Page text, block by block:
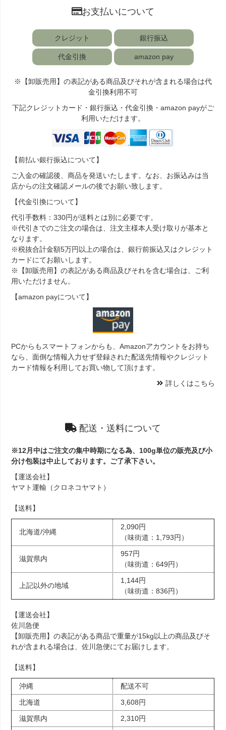
お支払いについて
クレジット 銀行振込
代金引換 amazon pay
※【卸販売用】の表記がある商品及びそれが含まれる場合は代
金引換利用不可
下記クレジットカード・銀行振込・代金引換・amazon payがご
利用いただけます。
【前払い銀行振込について】
ご入金の確認後、商品を発送いたします。なお、お振込みは当
店からの注文確認メールの後でお願い致します。
【代金引換について】
代引手数料：330円が送料とは別に必要です。
※代引きでのご注文の場合は、注文主様本人受け取りが基本と
なります。
※税抜合計金額5万円以上の場合は、銀行前振込又はクレジット
カードにてお願いします。
※【卸販売用】の表記がある商品及びそれを含む場合は、ご利
用いただけません。
【amazon payについて】
PCからもスマートフォンからも、Amazonアカウントをお持ち
なら、面倒な情報入力せず登録された配送先情報やクレジット
カード情報を利用してお買い物して頂けます。
詳しくはこちら
配送・送料について
※12月中はご注文の集中時期になる為、100g単位の販売及び小
分け包装は中止しております。ご了承下さい。
【運送会社】
ヤマト運輸（クロネコヤマト）
【送料】
北海道/沖縄
2,090円
（味街道：1,793円）
滋賀県内
957円
（味街道：649円）
上記以外の地域
1,144円
（味街道：836円）
【運送会社】
佐川急便
【卸販売用】の表記がある商品で重量が15kg以上の商品及びそ
れが含まれる場合は、佐川急便にてお届けします。
【送料】
沖縄
配送不可
北海道
3,608円
滋賀県内
2,310円